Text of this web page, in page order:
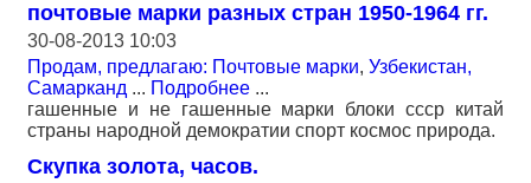
почтовые марки разных стран 1950-1964 гг.
30-08-2013 10:03
Продам, предлагаю: Почтовые марки, Узбекистан,
Самарканд ... Подробнее ...
гашенные и не гашенные марки блоки ссср китай
страны народной демократии спорт космос природа.
Скупка золота, часов.